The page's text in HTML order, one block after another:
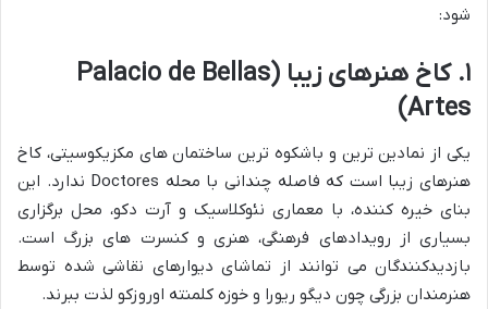
شود:
۱. کاخ هنرهای زیبا (Palacio de Bellas
Artes)
یکی از نمادین ترین و باشکوه ترین ساختمان های مکزیکوسیتی، کاخ
هنرهای زیبا است که فاصله چندانی با محله Doctores ندارد. این
بنای خیره کننده، با معماری نئوکلاسیک و آرت دکو، محل برگزاری
بسیاری از رویدادهای فرهنگی، هنری و کنسرت های بزرگ است.
بازدیدکنندگان می توانند از تماشای دیوارهای نقاشی شده توسط
هنرمندان بزرگی چون دیگو ریورا و خوزه کلمنته اوروزکو لذت ببرند.